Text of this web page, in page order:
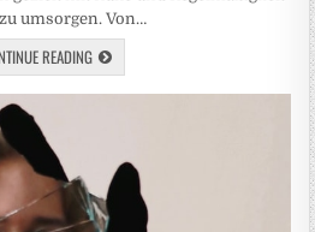
umsorgen. Von…
READING